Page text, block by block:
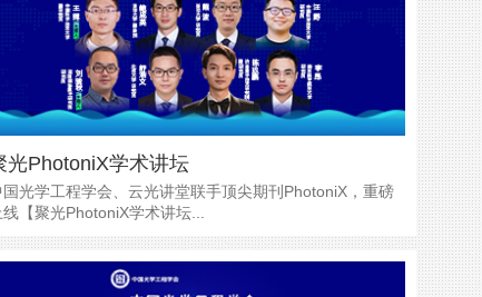
光PhotoniX学术讲坛
国光学工程学会、云光讲堂联手顶尖期刊PhotoniX，重磅
线【聚光PhotoniX学术讲坛...